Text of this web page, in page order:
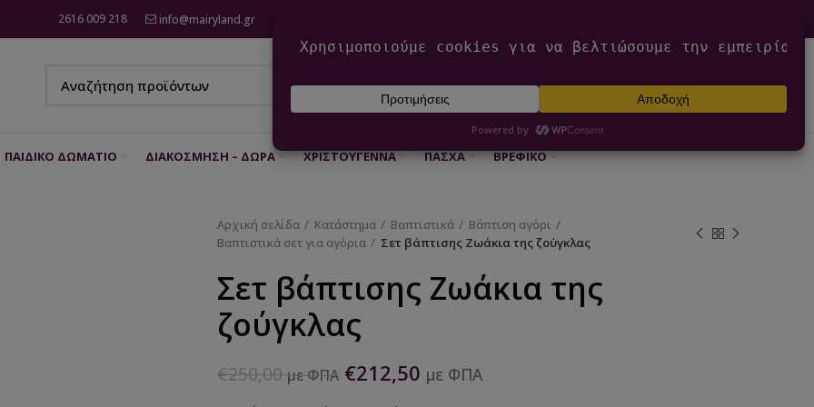
2616 009 218 info@mairyland.gr
ΕΊΣΟΔΟΣ / ΕΓΓΡΑΦΉ €0,00
ΠΑΙΔΙΚΌ ΔΩΜΆΤΙΟ ΔΙΑΚΌΣΜΗΣΗ – ΔΏΡΑ ΧΡΙΣΤΟΎΓΕΝΝΑ ΠΆΣΧΑ ΒΡΕΦΙΚΌ
Αρχική σελίδα Κατάστημα Βαπτιστικά
Βάπτιση αγόρι
Βαπτιστικά σετ για αγόρια
Σετ βάπτισης Ζωάκια της ζούγκλας
Σετ βάπτισης Ζωάκια της
ζούγκλας
€250,00 με ΦΠΑ €212,50 με ΦΠΑ